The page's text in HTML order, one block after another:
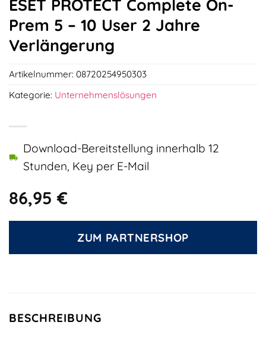
ESET PROTECT Complete On-
Prem 5 – 10 User 2 Jahre
Verlängerung
86,95€
Download-Bereitstellung innerhalb 12
Stunden, Key per E-Mail
ZUM PARTNERSHOP
Artikelnummer: 08720254950303
Kategorie: Unternehmenslösungen
BESCHREIBUNG